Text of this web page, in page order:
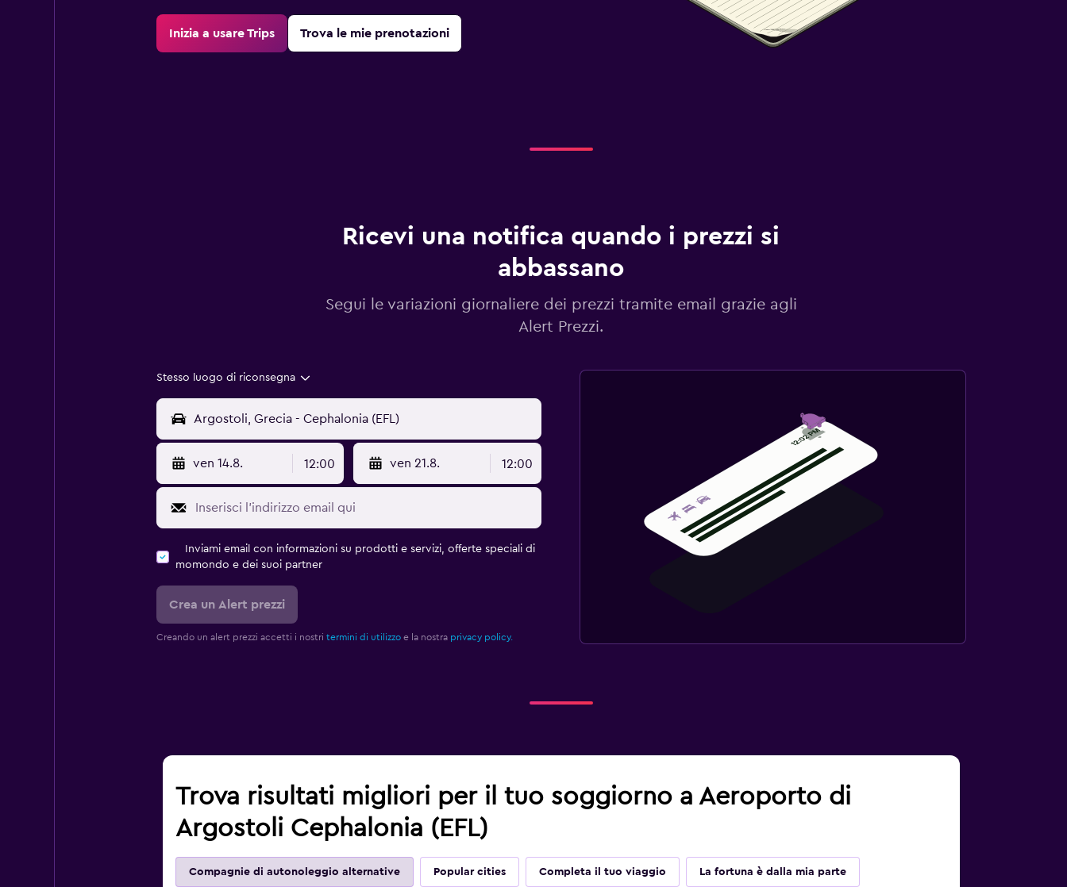
Inizia a usare Trips Trova le mie prenotazioni
Ricevi una notifica quando i prezzi si
abbassano
Segui le variazioni giornaliere dei prezzi tramite email grazie agli
Alert Prezzi.
Stesso luogo di riconsegna
ven 14.8. 12:00 ven 21.8. 12:00
Inviami email con informazioni su prodotti e servizi, offerte speciali di
momondo e dei suoi partner
Crea un Alert prezzi
Creando un alert prezzi accetti i nostri termini di utilizzoe la nostra privacy policy.
Trova risultati migliori per il tuo soggiorno a Aeroporto di
Argostoli Cephalonia (EFL)
Compagnie di autonoleggio alternative Popular cities Completa il tuo viaggio La fortuna è dalla mia parte